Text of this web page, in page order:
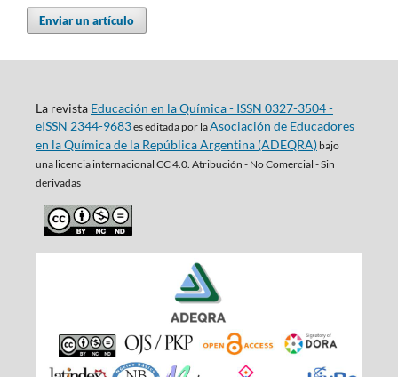
Enviar un artículo
La revista Educación en la Química - ISSN 0327-3504 -
eISSN 2344-9683es editada por laAsociación de Educadores
en la Química de la República Argentina (ADEQRA)bajo
una licencia internacional CC 4.0. Atribución - No Comercial - Sin
derivadas